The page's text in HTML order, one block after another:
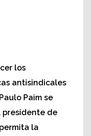
los
antisindicales
Paim se
presidente de
la